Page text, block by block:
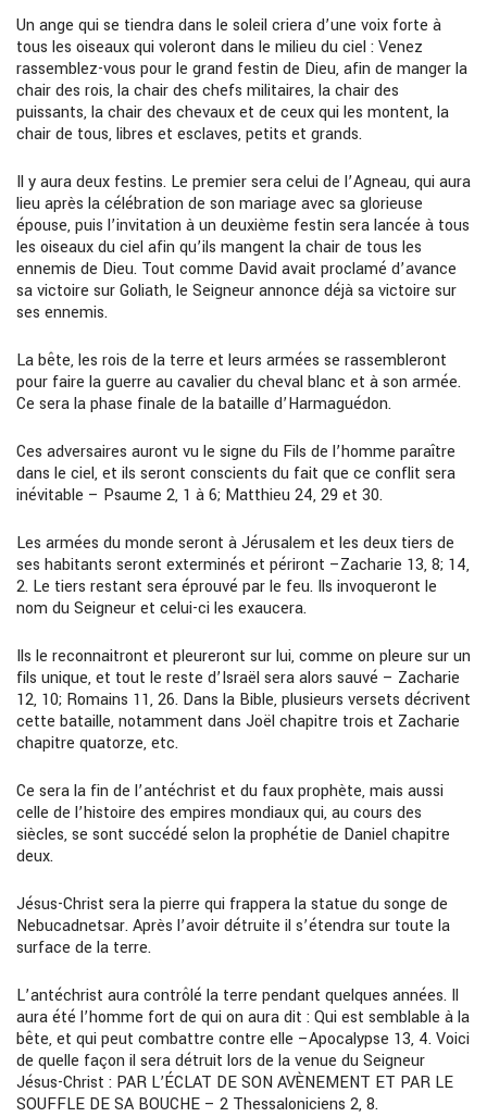
Un ange qui se tiendra dans le soleil criera d’une voix forte à
tous les oiseaux qui voleront dans le milieu du ciel :Venez
rassemblez-vous pour le grand festin de Dieu, afin de manger la
chair des rois, la chair des chefs militaires, la chair des
puissants, la chair des chevaux et de ceux qui les montent, la
chair de tous, libres et esclaves, petits et grands.
Ily aura deux festins. Le premier sera celui de l’Agneau, qui aura
lieu après la célébration de son mariage avec sa glorieuse
épouse, puis l’invitation à un deuxième festin sera lancée à tous
les oiseaux du ciel afin qu’ils mangent la chair de tous les
ennemis de Dieu. Tout comme David avait proclamé d’avance
sa victoire sur Goliath, le Seigneur annonce déjà sa victoire sur
ses ennemis.
La bête, les rois de la terre et leurs armées se rassembleront
pour faire la guerre au cavalier du cheval blanc et à son armée.
Ce sera la phase finale de la bataille d’Harmaguédon.
Ces adversaires auront vu le signe du Fils de l’homme paraître
dans le ciel, et ils seront conscients du fait que ce conflit sera
inévitable – Psaume 2, 1 à 6; Matthieu 24, 29 et 30.
Les armées du monde seront à Jérusalem et les deux tiers de
ses habitants seront exterminés et périront –Zacharie 13,8; 14,
2. Le tiers restant seraéprouvé par le feu. Ils invoqueront le
nom du Seigneur et celui-ci les exaucera.
Ils le reconnaitront et pleureront sur lui, comme on pleure sur un
fils unique, et tout le reste d’Israël sera alors sauvé – Zacharie
12, 10; Romains 11, 26. Dans la Bible, plusieurs versets décrivent
cette bataille, notamment dans Joël chapitre trois et Zacharie
chapitre quatorze, etc.
Ce sera la fin de l’antéchrist et du faux prophète, mais aussi
celle de l’histoire des empires mondiaux qui, au cours des
siècles, se sont succédé selon la prophétie de Daniel chapitre
deux.
Jésus-Christ sera la pierre qui frappera la statue du songe de
Nebucadnetsar. Après l’avoir détruite il s’étendra sur toute la
surface de la terre.
L’antéchrist aura contrôlé la terre pendant quelques années. Il
aura été l’homme fort de qui on aura dit :Qui est semblable à la
bête, et qui peut combattre contre elle –Apocalypse 13, 4.Voici
de quelle façon il sera détruit lors de la venue du Seigneur
Jésus-Christ : PAR L’ÉCLAT DE SON AVÈNEMENT ET PAR LE
SOUFFLE DE SA BOUCHE – 2 Thessaloniciens 2, 8.